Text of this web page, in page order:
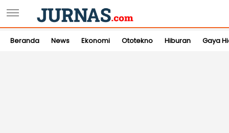
Beranda News Ekonomi Ototekno Hiburan Gaya